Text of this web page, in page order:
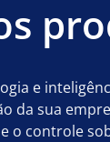
e
da sua
o controle